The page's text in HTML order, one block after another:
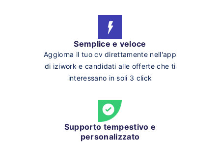
Semplice e veloce
Aggiorna il tuo cv direttamente nell'app
di iziwork e candidati alle offerte che ti
interessano in soli 3 click
Supporto tempestivo e
personalizzato